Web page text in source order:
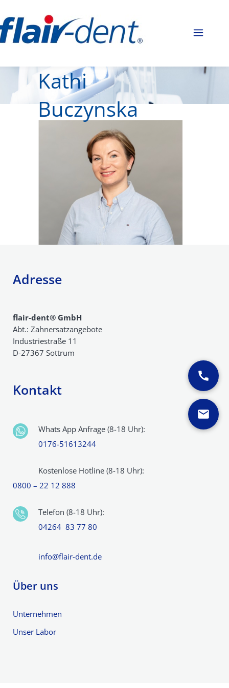
Kathi
Buczynska
Adresse
flair-dent® GmbH
Abt.: Zahnersatzangebote
Industriestraße 11
D-27367 Sottrum
Kontakt
Whats App Anfrage (8-18 Uhr):
0176-51613244
Kostenlose Hotline (8-18 Uhr):
0800 – 22 12 888
Telefon (8-18 Uhr):
04264 83 77 80
info@flair-dent.de
Über uns
Unternehmen
Unser Labor